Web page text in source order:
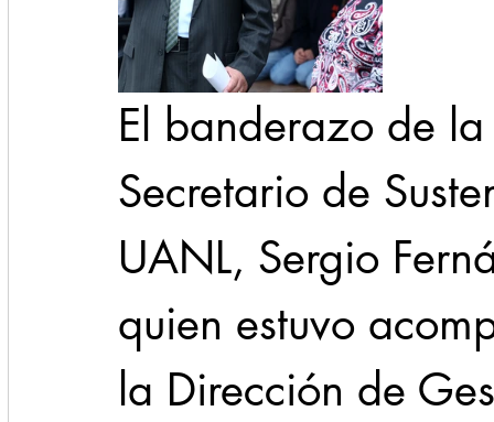
El banderazo de
Secretario de
UANL, Sergio
quien estuvo
la Dirección de